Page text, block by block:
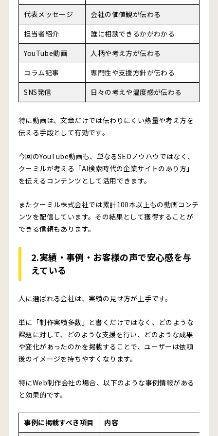
代表メッセージ
会社の価値観が伝わる
担当者紹介
誰に相談できるかがわかる
YouTube動画
人柄や考え方が伝わる
コラム記事
専門性や支援方針が伝わる
SNS発信
日々の考えや温度感が伝わる
特に動画は、文章だけでは伝わりにくい熱量や考え方を
伝える手段として有効です。
今回のYouTube動画も、単なるSEOノウハウではなく、
クーミルが考える「AI検索時代の企業サイトのあり方」
を伝えるコンテンツとして活用できます。
またクーミル株式会社では累計100本以上もの動画コンテ
ンツを配信しています。その結果として獲得することが
できる信頼もあります。
2.実績・事例・お客様の声で安心感を与
えている
人に選ばれる会社は、実績の見せ方が上手です。
単に「制作実績多数」と書くだけではなく、どのような
課題に対して、どのような支援を行い、どのような成果
や変化があったのかを掲載することで、ユーザーは依頼
後のイメージを持ちやすくなります。
特にWeb制作会社の場合、以下のような事例情報がある
と効果的です。
事例に掲載すべき項目
内容